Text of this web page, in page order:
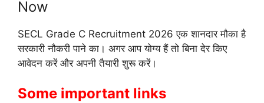
Now
SECL Grade C Recruitment 2026 एक शानदार मौका है
सरकारी नौकरी पाने का। अगर आप योग्य हैं तो बिना देर किए
आवेदन करें और अपनी तैयारी शुरू करें।
Some important links